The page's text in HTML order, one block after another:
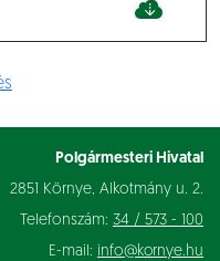
Polgármesteri Hivatal
2851 Környe, Alkotmány u. 2.
Telefonszám: 34 / 573 - 100
E-mail: info@kornye.hu